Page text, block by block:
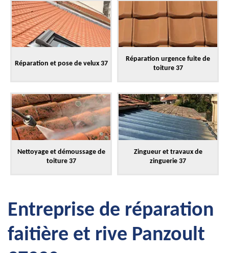
Réparation et pose de velux 37
Réparation urgence fuite de
toiture 37
Nettoyage et démoussage de
toiture 37
Zingueur et travaux de
zinguerie 37
Entreprise de réparation
faitière et rive Panzoult